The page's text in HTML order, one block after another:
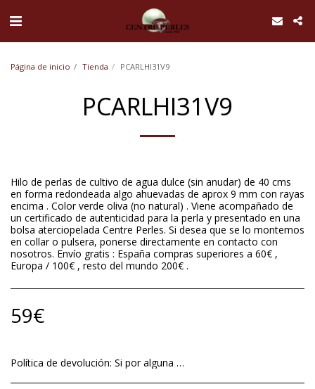
Página de inicio Tienda PCARLHI31V9
PCARLHI31V9
Hilo de perlas de cultivo de agua dulce (sin anudar) de 40 cms
en forma redondeada algo ahuevadas de aprox 9 mm con rayas
encima . Color verde oliva (no natural) . Viene acompañado de
un certificado de autenticidad para la perla y presentado en una
bolsa aterciopelada Centre Perles. Si desea que se lo montemos
en collar o pulsera, ponerse directamente en contacto con
nosotros. Envío gratis : España compras superiores a 60€ ,
Europa / 100€ , resto del mundo 200€ .
59€
Política de devolución: Si por alguna excepcional situación no está satisfech@ con el artículo que le hemos mandado, tiene un plazo máximo de 14 días a contar a partir de la fecha de entrega , para devolverlo. Imperfecciones en perlas de cultivo no será motivo aceptable de devolución ya que éstas son totalmente naturales y no se pueden alterar dándole formas redondas y perfectas. Para la perla de Mallorca que viene acompañada de la garantía de diez años, la garantía cubre cualquier defecto exclusivamente de la perla, siempre y cuando ésta haya recibido los cuidados necesarios. La devolución del importe de la compra, cuando proceda, se realizará en el mismo medio de pago con el que usted adquirió el artículo que devuelve.